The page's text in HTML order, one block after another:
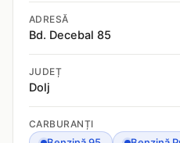
ADRESĂ
Bd. Decebal 85
JUDEȚ
Dolj
CARBURANȚI